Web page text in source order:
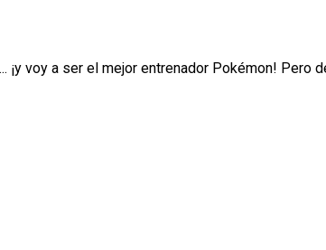
¡y voy a ser el mejor entrenador Pokémon!